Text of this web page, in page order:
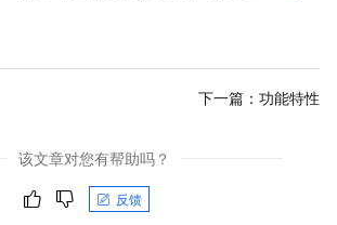
下一篇： 功能特性
该文章对您有帮助吗？
反馈